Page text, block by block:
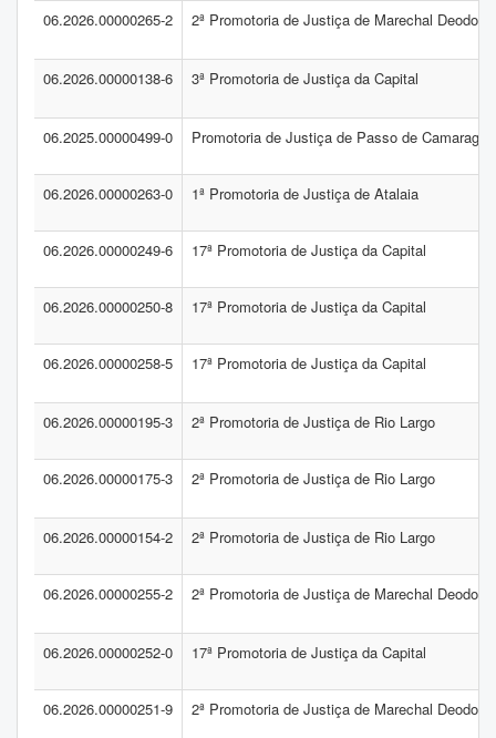
06.2026.00000265-2 2ª Promotoria de Justiça de Marechal Deodoro
06.2026.00000138-6 3ª Promotoria de Justiça da Capital
06.2025.00000499-0 Promotoria de Justiça de Passo de
06.2026.00000263-0 1ª Promotoria de Justiça de Atalaia
06.2026.00000249-6 17ª Promotoria de Justiça da Capital
06.2026.00000250-8 17ª Promotoria de Justiça da Capital
06.2026.00000258-5 17ª Promotoria de Justiça da Capital
06.2026.00000195-3 2ª Promotoria de Justiça de Rio Largo
06.2026.00000175-3 2ª Promotoria de Justiça de Rio Largo
06.2026.00000154-2 2ª Promotoria de Justiça de Rio Largo
06.2026.00000255-2 2ª Promotoria de Justiça de Marechal Deodoro
06.2026.00000252-0 17ª Promotoria de Justiça da Capital
06.2026.00000251-9 2ª Promotoria de Justiça de Marechal Deodoro